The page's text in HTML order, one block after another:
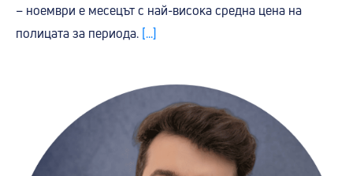
– ноември е месецът с най-висока средна цена на
полицата за периода. [...]